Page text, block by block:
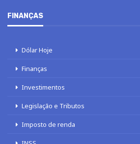
FINANÇAS
Dólar Hoje
Finanças
Investimentos
Legislação e Tributos
Imposto de renda